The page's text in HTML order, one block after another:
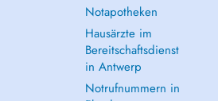
Notapotheken
Hausärzte im
Bereitschaftsdienst
in Antwerp
Notrufnummern in